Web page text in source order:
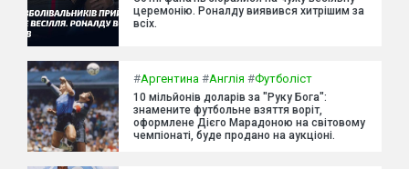
церемонію. Роналду виявився хитрішим за
всіх.
#Аргентина #Англія #Футболіст
10 мільйонів доларів за "Руку Бога":
знамените футбольне взяття воріт,
оформлене Дієго Марадоною на світовому
чемпіонаті, буде продано на аукціоні.